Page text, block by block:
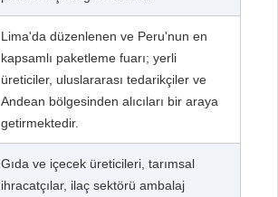
Lima'da düzenlenen ve Peru'nun en
kapsamlı paketleme fuarı; yerli
üreticiler, uluslararası tedarikçiler ve
Andean bölgesinden alıcıları bir araya
getirmektedir.
Gıda ve içecek üreticileri, tarımsal
ihracatçılar, ilaç sektörü ambalaj